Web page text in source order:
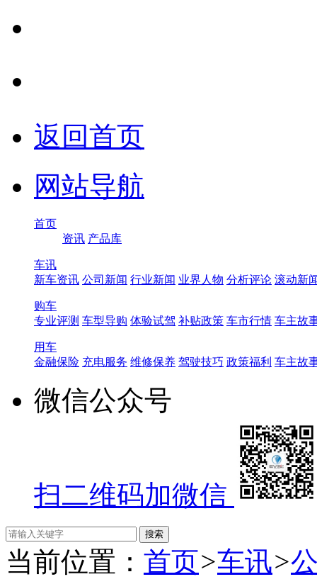
返回首页
网站导航
首页
资讯 产品库
车讯
新车资讯 公司新闻 行业新闻 业界人物 分析评论 滚动新
购车
专业评测 车型导购 体验试驾 补贴政策 车市行情 车主故
用车
金融保险 充电服务 维修保养 驾驶技巧 政策福利 车主故
微信公众号
扫二维码加微信
当前位置： 首页>车讯>